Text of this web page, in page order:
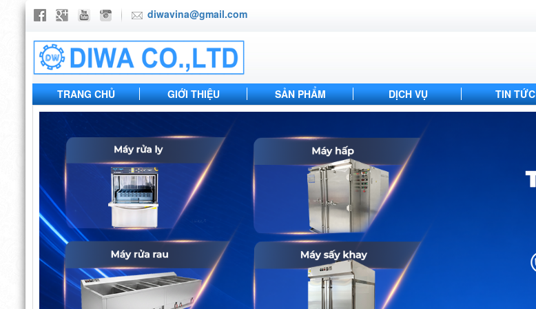
diwavina@gmail.com
TRANG CHỦ GIỚI THIỆU SẢN PHẨM DỊCH VỤ TIN TỨC